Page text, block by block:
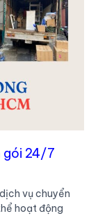
gói 24/7
vụ chuyển
hoạt động